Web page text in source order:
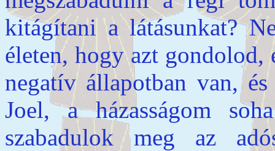
kitágítani a látásunkat?
életen, hogy azt gondolod,
negatív állapotban van,
Joel, a házasságom
szabadulok meg az